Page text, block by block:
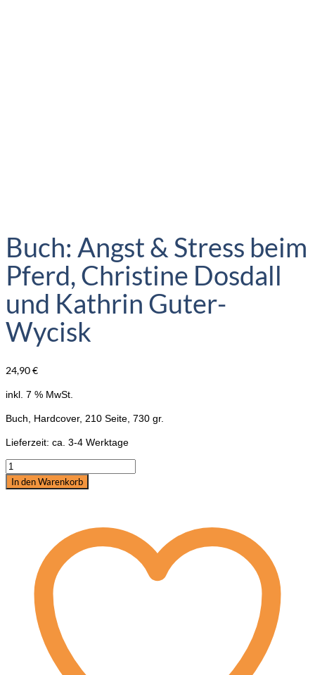
Buch: Angst & Stress beim
Pferd, Christine Dosdall
und Kathrin Guter-
Wycisk
24,90€
inkl. 7 % MwSt.
Buch, Hardcover, 210 Seite, 730 gr.
Lieferzeit: ca. 3-4 Werktage
Buch:
Angst
&
Kathrin
In den Warenkorb